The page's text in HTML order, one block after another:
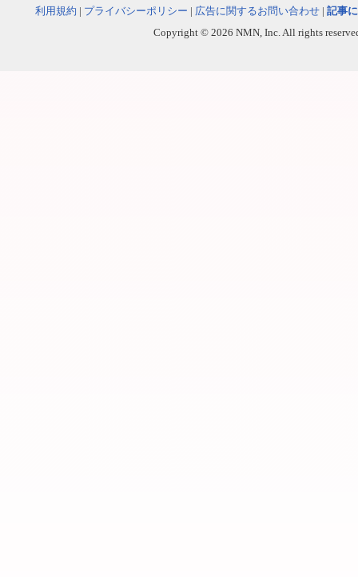
利用規約 | プライバシーポリシー | 広告に関するお問い合わせ | 記事
Copyright © 2026 NMN, Inc. All rights